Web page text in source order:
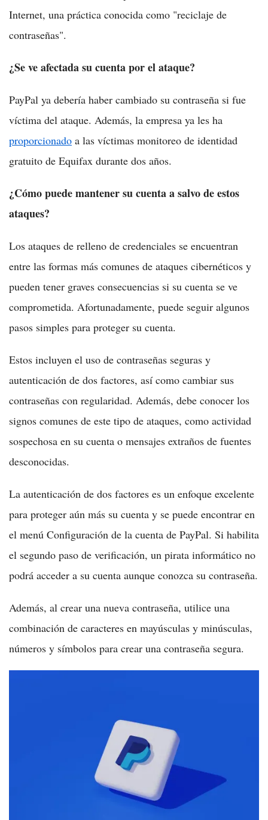
Internet, una práctica conocida como "reciclaje de
contraseñas".
¿Se ve afectada su cuenta por el ataque?
PayPal ya debería haber cambiado su contraseña si fue
víctima del ataque. Además, la empresa ya les ha
proporcionado a las víctimas monitoreo de identidad
gratuito de Equifax durante dos años.
¿Cómo puede mantener su cuenta a salvo de estos
ataques?
Los ataques de relleno de credenciales se encuentran
entre las formas más comunes de ataques cibernéticos y
pueden tener graves consecuencias si su cuenta se ve
comprometida. Afortunadamente, puede seguir algunos
pasos simples para proteger su cuenta.
Estos incluyen el uso de contraseñas seguras y
autenticación de dos factores, así como cambiar sus
contraseñas con regularidad. Además, debe conocer los
signos comunes de este tipo de ataques, como actividad
sospechosa en su cuenta o mensajes extraños de fuentes
desconocidas.
La autenticación de dos factores es un enfoque excelente
para proteger aún más su cuenta y se puede encontrar en
el menú Configuración de la cuenta de PayPal. Si habilita
el segundo paso de verificación, un pirata informático no
podrá acceder a su cuenta aunque conozca su contraseña.
Además, al crear una nueva contraseña, utilice una
combinación de caracteres en mayúsculas y minúsculas,
números y símbolos para crear una contraseña segura.